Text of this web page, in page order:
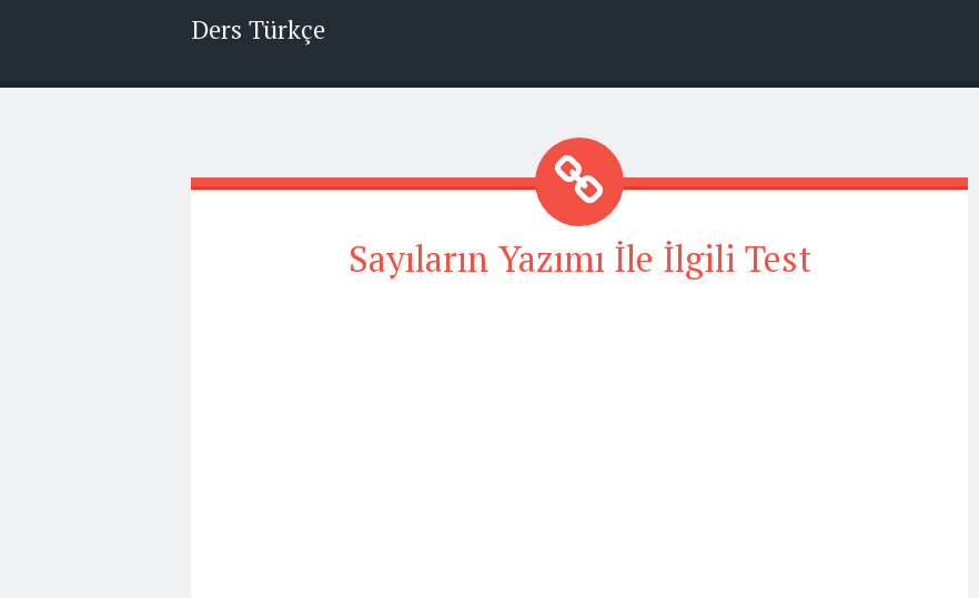
Ders Türkçe
Sayıların Yazımı İle İlgili Test